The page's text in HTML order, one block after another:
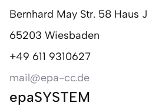
Bernhard May Str. 58 Haus J
65203 Wiesbaden
+49 611 9310627
mail@epa-cc.de
epaSYSTEM